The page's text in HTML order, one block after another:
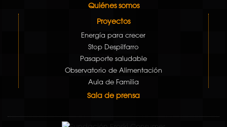
Quiénes somos
Proyectos
Energía para crecer
Stop Despilfarro
Pasaporte saludable
Observatorio de Alimentación
Aula de Familia
Sala de prensa